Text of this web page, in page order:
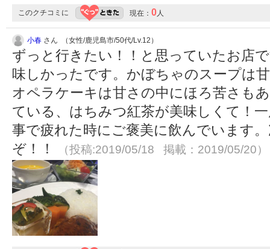
このクチコミに 現在： 0人
小春 さん （女性/鹿児島市/50代/Lv.12）
ずっと行きたい！！と思っていたお店
味しかったです。かぼちゃのスープは
オペラケーキは甘さの中にほろ苦さも
ている、はちみつ紅茶が美味しくて！
事で疲れた時にご褒美に飲んでいます
ぞ！！
（投稿:2019/05/18 掲載：2019/05/20）